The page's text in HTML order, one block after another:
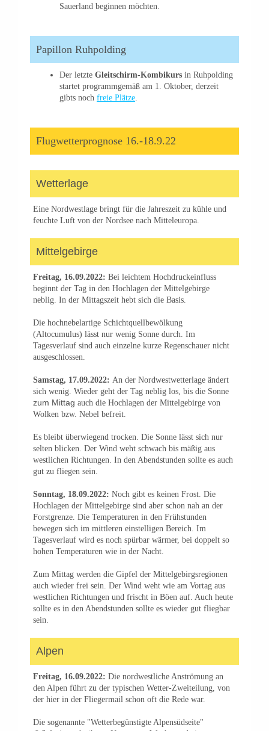
Sauerland beginnen möchten.
Papillon Ruhpolding
Der letzte Gleitschirm-Kombikurs in Ruhpolding
startet programmgemäß am 1. Oktober, derzeit
gibts noch freie Plätze.
Flugwetterprognose 16.-18.9.22
Wetterlage
Eine Nordwestlage bringt für die Jahreszeit zu kühle und
feuchte Luft von der Nordsee nach Mitteleuropa.
Mittelgebirge
Freitag, 16.09.2022: Bei leichtem Hochdruckeinfluss
beginnt der Tag in den Hochlagen der Mittelgebirge
neblig. In der Mittagszeit hebt sich die Basis.
Die hochnebelartige Schichtquellbewölkung
(Altocumulus) lässt nur wenig Sonne durch. Im
Tagesverlauf sind auch einzelne kurze Regenschauer nicht
ausgeschlossen.
Samstag, 17.09.2022: An der Nordwestwetterlage ändert
sich wenig. Wieder geht der Tag neblig los, bis die Sonne
zum Mittag auch die Hochlagen der Mittelgebirge von
Wolken bzw. Nebel befreit.
Es bleibt überwiegend trocken. Die Sonne lässt sich nur
selten blicken. Der Wind weht schwach bis mäßig aus
westlichen Richtungen. In den Abendstunden sollte es auch
gut zu fliegen sein.
Sonntag, 18.09.2022: Noch gibt es keinen Frost. Die
Hochlagen der Mittelgebirge sind aber schon nah an der
Forstgrenze. Die Temperaturen in den Frühstunden
bewegen sich im mittleren einstelligen Bereich. Im
Tagesverlauf wird es noch spürbar wärmer, bei doppelt so
hohen Temperaturen wie in der Nacht.
Zum Mittag werden die Gipfel der Mittelgebirgsregionen
auch wieder frei sein. Der Wind weht wie am Vortag aus
westlichen Richtungen und frischt in Böen auf. Auch heute
sollte es in den Abendstunden sollte es wieder gut fliegbar
sein.
Alpen
Freitag, 16.09.2022: Die nordwestliche Anströmung an
den Alpen führt zu der typischen Wetter-Zweiteilung, von
der hier in der Fliegermail schon oft die Rede war.
Die sogenannte "Wetterbegünstigte Alpensüdseite"